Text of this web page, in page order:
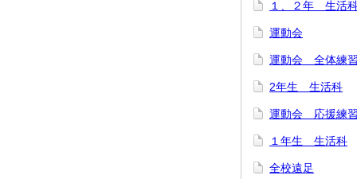
１、２年 生活
運動会
運動会 全体練習
2年生 生活科
運動会 応援練習
１年生 生活科
全校遠足